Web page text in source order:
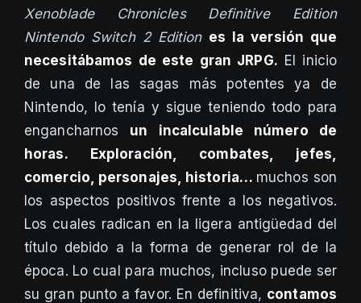
Xenoblade Chronicles Definitive Edition
Nintendo Switch 2 Edition es la versión que
necesitábamos de este gran JRPG. El inicio
de una de las sagas más potentes ya de
Nintendo, lo tenía y sigue teniendo todo para
engancharnos un incalculable número de
horas. Exploración, combates, jefes,
comercio, personajes, historia… muchos son
los aspectos positivos frente a los negativos.
Los cuales radican en la ligera antigüedad del
título debido a la forma de generar rol de la
época. Lo cual para muchos, incluso puede ser
su gran punto a favor. En definitiva, contamos